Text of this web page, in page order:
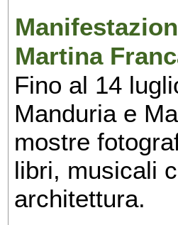
Martina
Fino al 14
Manduria e
mostre
libri, musicali
architettura.